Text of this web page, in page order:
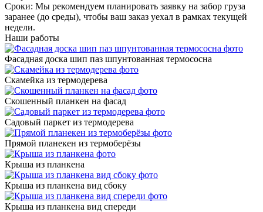
Сроки: Мы рекомендуем планировать заявку на забор груза
заранее (до среды), чтобы ваш заказ уехал в рамках текущей
недели.
Наши работы
Фасадная доска шип паз шпунтованная термососна
Скамейка из термодерева
Скошенный планкен на фасад
Садовый паркет из термодерева
Прямой планекен из термоберёзы
Крыша из планкена
Крыша из планкена вид сбоку
Крыша из планкена вид спереди